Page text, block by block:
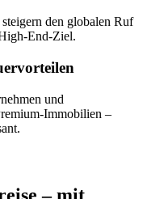
den globalen Ruf
End-Ziel.
und
Immobilien –